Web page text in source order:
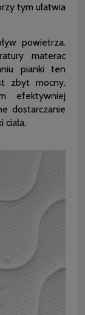
tym ułatwia
powietrza.
materac
pianki ten
zbyt mocny.
efektywniej
dostarczanie